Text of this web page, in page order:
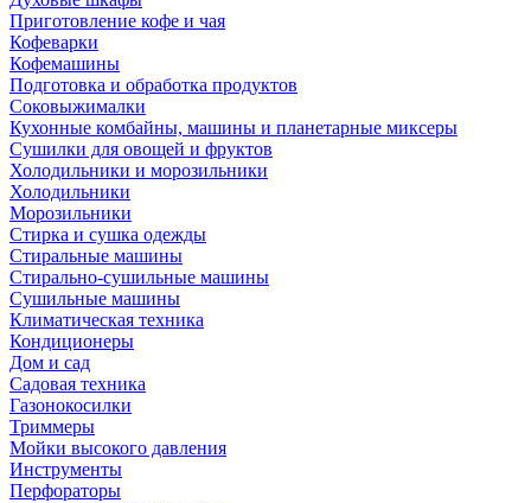
Приготовление кофе и чая
Кофеварки
Кофемашины
Подготовка и обработка продуктов
Соковыжималки
Кухонные комбайны, машины и планетарные миксеры
Сушилки для овощей и фруктов
Холодильники и морозильники
Холодильники
Морозильники
Стирка и сушка одежды
Стиральные машины
Стирально-сушильные машины
Сушильные машины
Климатическая техника
Кондиционеры
Дом и сад
Садовая техника
Газонокосилки
Триммеры
Мойки высокого давления
Инструменты
Перфораторы